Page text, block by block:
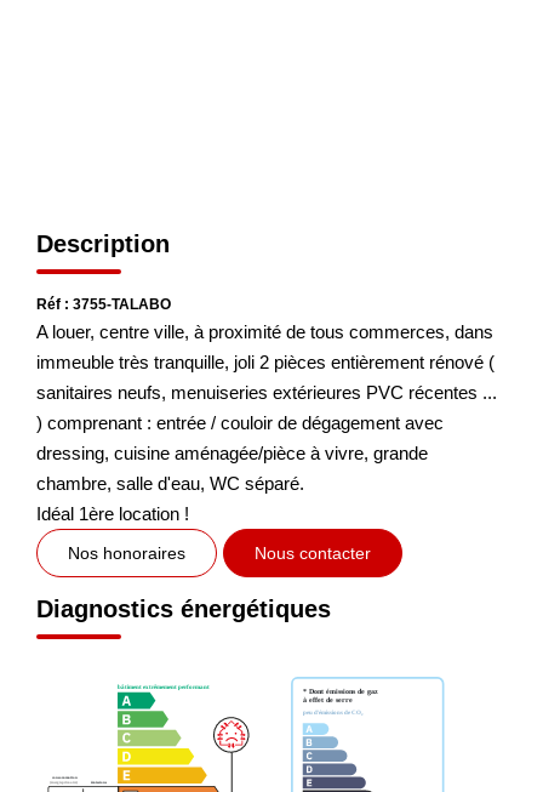
Extranet Gestion
Mon Compte Transaction
Description
Réf : 3755-TALABO
A louer, centre ville, à proximité de tous commerces, dans
immeuble très tranquille, joli 2 pièces entièrement rénové (
sanitaires neufs, menuiseries extérieures PVC récentes ...
) comprenant : entrée / couloir de dégagement avec
dressing, cuisine aménagée/pièce à vivre, grande
chambre, salle d'eau, WC séparé.
Idéal 1ère location !
Nos honoraires Nous contacter
Diagnostics énergétiques